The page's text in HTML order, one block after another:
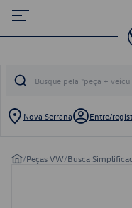
Nova Serrana Entre/
/Peças VW/Busca